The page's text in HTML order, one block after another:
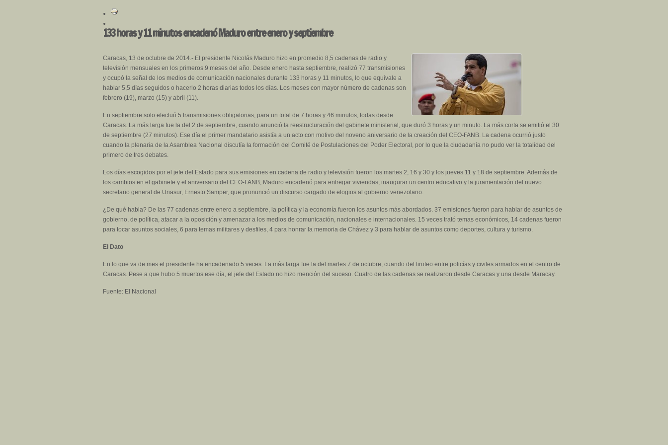
133 horas y 11 minutos encadenó Maduro entre enero y septiembre
Caracas, 13 de octubre de 2014.- El presidente Nicolás Maduro hizo en promedio 8,5 cadenas de radio y
televisión mensuales en los primeros 9 meses del año. Desde enero hasta septiembre, realizó 77 transmisiones
y ocupó la señal de los medios de comunicación nacionales durante 133 horas y 11 minutos, lo que equivale a
hablar 5,5 días seguidos o hacerlo 2 horas diarias todos los días. Los meses con mayor número de cadenas son
febrero (19), marzo (15) y abril (11).
En septiembre solo efectuó 5 transmisiones obligatorias, para un total de 7 horas y 46 minutos, todas desde
Caracas. La más larga fue la del 2 de septiembre, cuando anunció la reestructuración del gabinete ministerial, que duró 3 horas y un minuto. La más corta se emitió el 30
de septiembre (27 minutos). Ese día el primer mandatario asistía a un acto con motivo del noveno aniversario de la creación del CEO-FANB. La cadena ocurrió justo
cuando la plenaria de la Asamblea Nacional discutía la formación del Comité de Postulaciones del Poder Electoral, por lo que la ciudadanía no pudo ver la totalidad del
primero de tres debates.
Los días escogidos por el jefe del Estado para sus emisiones en cadena de radio y televisión fueron los martes 2, 16 y 30 y los jueves 11 y 18 de septiembre. Además de
los cambios en el gabinete y el aniversario del CEO-FANB, Maduro encadenó para entregar viviendas, inaugurar un centro educativo y la juramentación del nuevo
secretario general de Unasur, Ernesto Samper, que pronunció un discurso cargado de elogios al gobierno venezolano.
¿De qué habla? De las 77 cadenas entre enero a septiembre, la política y la economía fueron los asuntos más abordados. 37 emisiones fueron para hablar de asuntos de
gobierno, de política, atacar a la oposición y amenazar a los medios de comunicación, nacionales e internacionales. 15 veces trató temas económicos, 14 cadenas fueron
para tocar asuntos sociales, 6 para temas militares y desfiles, 4 para honrar la memoria de Chávez y 3 para hablar de asuntos como deportes, cultura y turismo.
El Dato
En lo que va de mes el presidente ha encadenado 5 veces. La más larga fue la del martes 7 de octubre, cuando del tiroteo entre policías y civiles armados en el centro de
Caracas. Pese a que hubo 5 muertos ese día, el jefe del Estado no hizo mención del suceso. Cuatro de las cadenas se realizaron desde Caracas y una desde Maracay.
Fuente: El Nacional